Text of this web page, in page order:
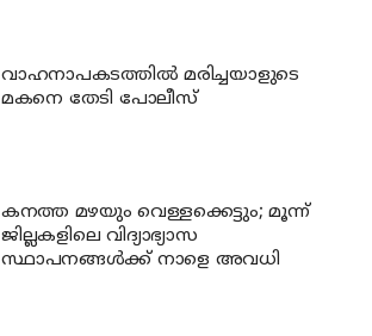
വാഹനാപകടത്തില്‍ മരിച്ചയാളുടെ
മകനെ തേടി പോലീസ്
കനത്ത മഴയും വെള്ളക്കെട്ടും; മൂന്ന്‌
ജില്ലകളിലെ വിദ്യാഭ്യാസ
സ്ഥാപനങ്ങള്‍ക്ക് നാളെ അവധി